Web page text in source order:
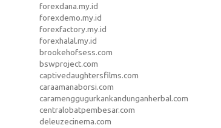
forexdana.my.id
forexdemo.my.id
forexfactory.my.id
forexhalal.my.id
brookehofsess.com
bswproject.com
captivedaughtersfilms.com
caraamanaborsi.com
caramenggugurkankandunganherbal.com
centralobatpembesar.com
deleuzecinema.com